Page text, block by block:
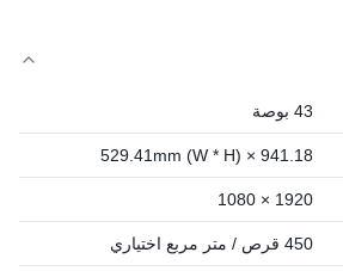
43 بوصة
941.18 × 529.41mm (W * H)
1920 × 1080
450 قرص / متر مربع اختياري